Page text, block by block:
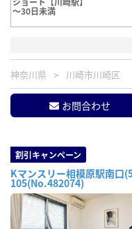
～30日未満
神奈川県 川崎市川崎区
お問合わせ
割引キャンペーン
Kマンスリー相模原駅南口
105(No.482074)